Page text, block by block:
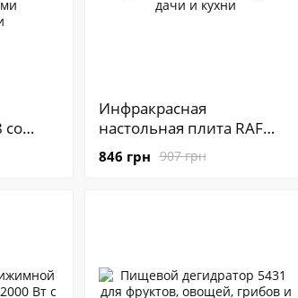
со
л ∙
Инфракрасная
настольная плита RAF
R.8046 3500 Вт •
Электроплитка Infrared
907 грн
846 грн